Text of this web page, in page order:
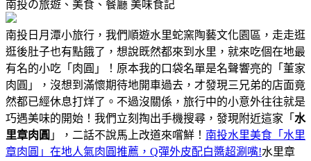
南投の旅遊、美食、餐廳 美味食記
南投日月潭小旅行，我們順遊水里蛇窯陶藝文化園區，走走逛
逛後肚子也有點餓了，想說既然都來到水里，就來吃個在地最
有名的小吃「肉圓」！原本我的口袋名單是名聲響亮的「董家
肉圓」，沒想到滿懷期待地開車過去，才發現三兄弟的店面竟
然都已經休息打烊了。不過沒關係，旅行中的小意外往往就是
巧遇美味的開始！我們立刻掏出手機搜尋，發現附近這家「 水
里章肉圓 」，二話不說馬上改道來嚐鮮！ 南投水里美食「水里
章肉圓」在地人氣肉圓推薦，Q彈外皮配白醬超涮嘴!水里章